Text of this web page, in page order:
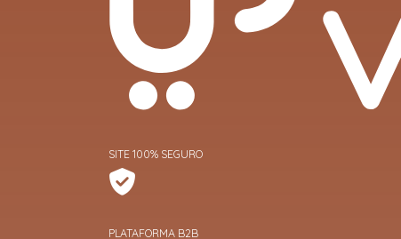
SITE 100% SEGURO
PLATAFORMA B2B